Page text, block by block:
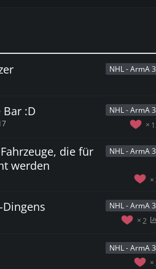
NHL - ArmA 3
NHL - ArmA 3
:D
NHL - ArmA 3
die für
werden
NHL - ArmA 3
Dingens
2
NHL - ArmA 3